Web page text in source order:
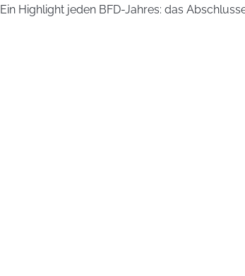
Ein Highlight jeden BFD-Jahres: das